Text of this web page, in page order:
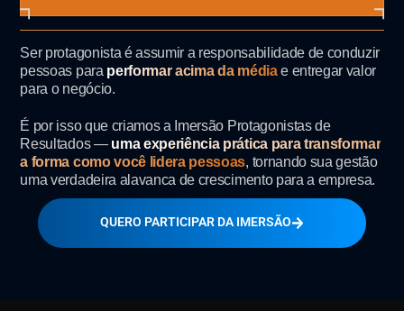
Ser protagonista é assumir a responsabilidade de conduzir
pessoas para performar acima da médiae entregar valor
para o negócio.
É por isso que criamos a Imersão Protagonistas de
Resultados — uma experiência prática para transformar
a forma como você lidera pessoas, tornando sua gestão
uma verdadeira alavanca de crescimento para a empresa.
QUERO PARTICIPAR DA IMERSÃO